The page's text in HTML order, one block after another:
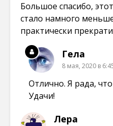
Большое спасибо,
стало намного
практически
Гела
8 мая, 2020 в
Отлично. Я рада,
Удачи!
Лера